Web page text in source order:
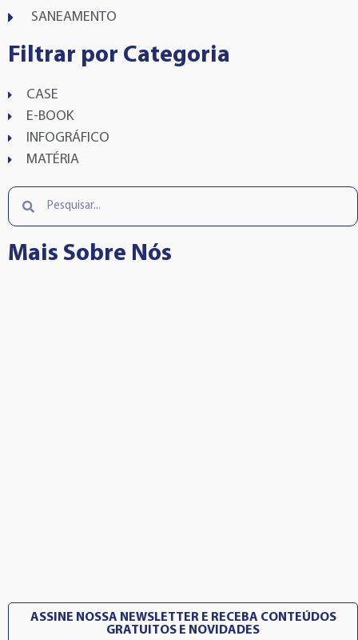
SANEAMENTO
Filtrar por Categoria
CASE
E-BOOK
INFOGRÁFICO
MATÉRIA
Mais Sobre Nós
ASSINE NOSSA NEWSLETTER E RECEBA CONTEÚDOS
GRATUITOS E NOVIDADES